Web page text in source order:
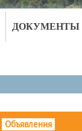
ДОКУМЕНТЫ
Объявления